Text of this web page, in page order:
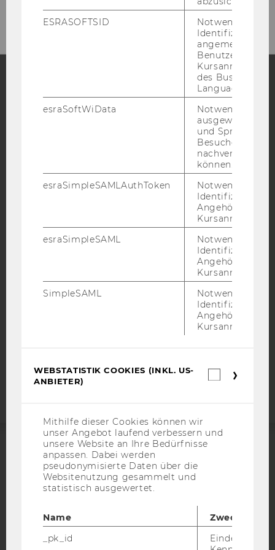
FacebookInstagramBlog
Bluesky
BARRIEREFREIHEITSERKLÄRUNG WEBSEITE
DATENSCHUTZERKLÄRUNG
DATENSCHUTZERKLÄRUNG SOCIAL MEDIA
DATENSCHUTZERKLÄRUNG
STUDIENBEWERBER*INNEN UND STUDIERENDE
Webseite
ACCREDITED BY:
EQUIS AACSB
ESRASOFTSID
Notwendig zur
Identifizierung
angemeldeten
Benutzers im
des Business
Language
esraSoftWiData
Notwendig um
ausgewählte
und
Besuchers
nachverfolgen
können.
esraSimpleSAMLAuthToken
Notwendig zur
Identifizierung
Angehörige/r für
Kursanmeldung.
esraSimpleSAML
Notwendig zur
Identifizierung
Angehörige/r für
Kursanmeldung.
SimpleSAML
Notwendig zur
Identifizierung
Angehörige/r für
Kursanmeldung.
WEBSTATISTIK COOKIES (INKL. US-
ANBIETER)
Mithilfe dieser Cookies können wir
unser Angebot laufend verbessern und
unsere Website an Ihre Bedürfnisse
anpassen. Dabei werden
pseudonymisierte Daten über die
Websitenutzung gesammelt und
statistisch ausgewertet.
Name
Zweck
_pk_id
Eindeutige